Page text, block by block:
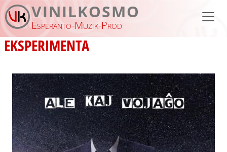
Skip to main content
VINILKOSMO
Esperanto-Muzik-Prod
EKSPERIMENTA